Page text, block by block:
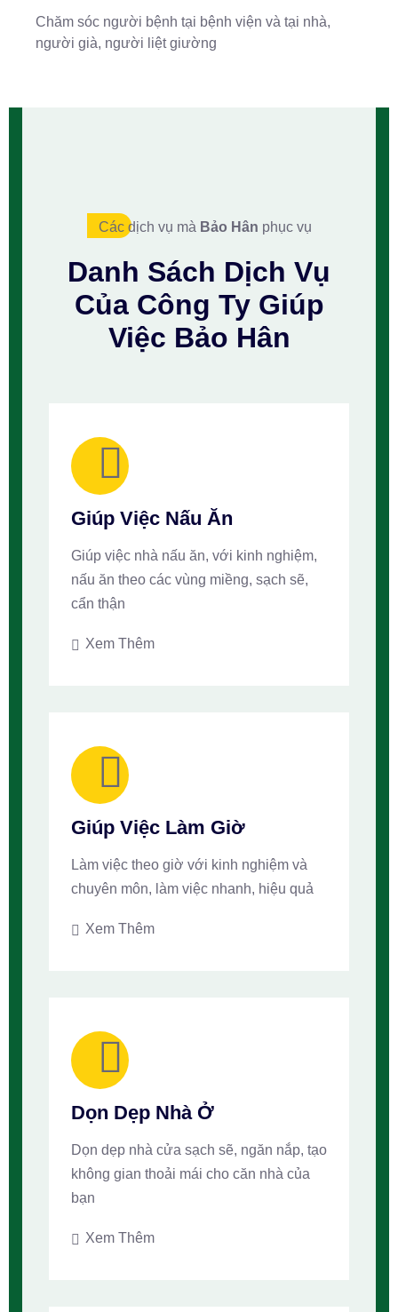
Chăm sóc người bệnh tại bệnh viện và tại nhà,
người già, người liệt giường
Các dịch vụ mà Bảo Hân phục vụ
Danh Sách Dịch Vụ
Của Công TyGiúp
Việc Bảo Hân
Giúp Việc Nấu Ăn
Giúp việc nhà nấu ăn, với kinh nghiệm,
nấu ăn theo các vùng miềng, sạch sẽ,
cẩn thận
Xem Thêm
Giúp Việc Làm Giờ
Làm việc theo giờ với kinh nghiệm và
chuyên môn, làm việc nhanh, hiệu quả
Xem Thêm
Dọn Dẹp Nhà Ở
Dọn dẹp nhà cửa sạch sẽ, ngăn nắp, tạo
không gian thoải mái cho căn nhà của
bạn
Xem Thêm